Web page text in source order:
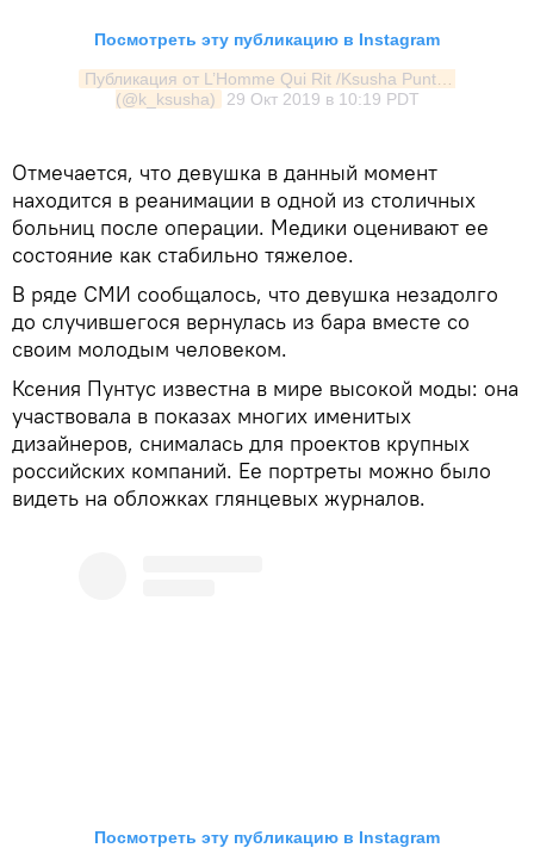
Посмотреть эту публикацию в Instagram
Публикация от L’Homme Qui Rit /Ksusha Puntus
(@k_ksusha)
29 Окт 2019 в 10:19 PDT
Отмечается, что девушка в данный момент
находится в реанимации в одной из столичных
больниц после операции. Медики оценивают ее
состояние как стабильно тяжелое.
В ряде СМИ сообщалось, что девушка незадолго
до случившегося вернулась из бара вместе со
своим молодым человеком.
Ксения Пунтус известна в мире высокой моды: она
участвовала в показах многих именитых
дизайнеров, снималась для проектов крупных
российских компаний. Ее портреты можно было
видеть на обложках глянцевых журналов.
Посмотреть эту публикацию в Instagram